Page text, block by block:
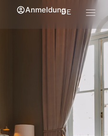
DE
Anmeldung